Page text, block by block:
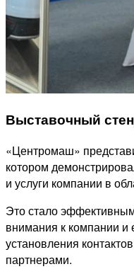
Выставочный
«Центромаш»
котором
и услуги компании в
Это стало
внимания к компании и
установления
партнерами.